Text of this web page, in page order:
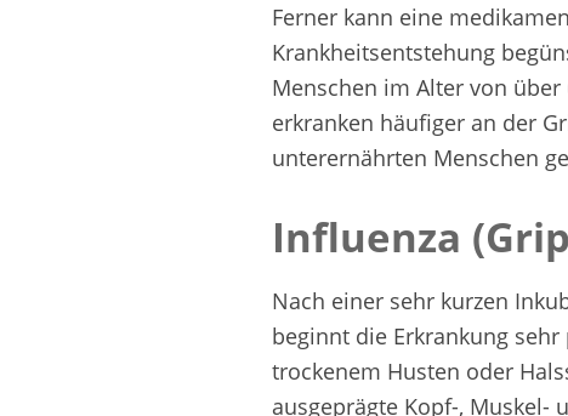
Ferner kann eine
Krankheitsentstehung
Menschen im Alter von über
erkranken häufiger an der
unterernährten Menschen
Influenza
Nach einer sehr kurzen
beginnt die Erkrankung
trockenem Husten oder
ausgeprägte Kopf-, Muskel-